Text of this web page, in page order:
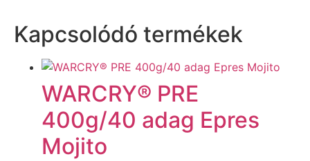
Kapcsolódó termékek
WARCRY® PRE
400g/40 adag Epres
Mojito